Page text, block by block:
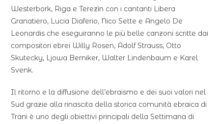
Westerbork, Riga e Terezìn con i cantanti Libera
Granatiero, Lucia Diaferio, Nico Sette e Angelo De
Leonardis che eseguiranno le più belle canzoni scritte dai
compositori ebrei Willy Rosen, Adolf Strauss, Otto
Skutecky, Ljowa Berniker, Walter Lindenbaum e Karel
Svenk.
Il ritorno e la diffusione dell’ebraismo e dei suoi valori nel
Sud grazie alla rinascita della storica comunità ebraica di
Trani è uno degli obiettivi principali della Settimana di